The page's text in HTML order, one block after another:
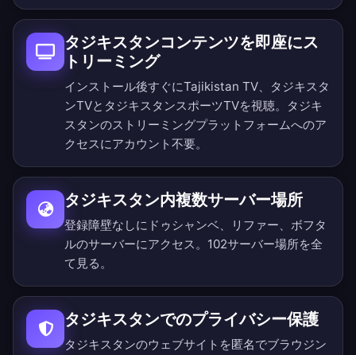
タジキスタンコンテンツを即座にス
トリーミング
インストール後すぐにTajikistan TV、タジキスタ
ンTVとタジキスタンスポーツTVを視聴。タジキ
スタンのストリーミングプラットフォームへのア
クセスにアカウント不要。
タジキスタン内複数サーバー場所
登録障壁なしにドゥシャンベ、リファー、ボフタ
ルのサーバーにアクセス。 102サーバー場所を全
て見る。
タジキスタンでのプライバシー保護
タジキスタンのウェブサイトを匿名でブラウジン